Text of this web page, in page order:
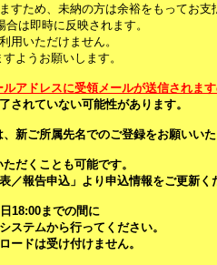
ため、未納の方は余裕をもってお支
は即時に反映されます。
用いただけません。
ようお願いします。
アドレスに受領メールが送信されます
されていない可能性があります。
新ご所属先名でのご登録をお願いいた
だくことも可能です。
報告申込」より申込情報をご更新く
18:00までの間に
ステムから行ってください。
ードは受け付けません。